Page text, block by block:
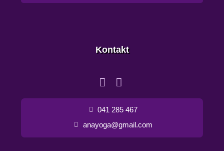
Kontakt
041 285 467
anayoga@gmail.com